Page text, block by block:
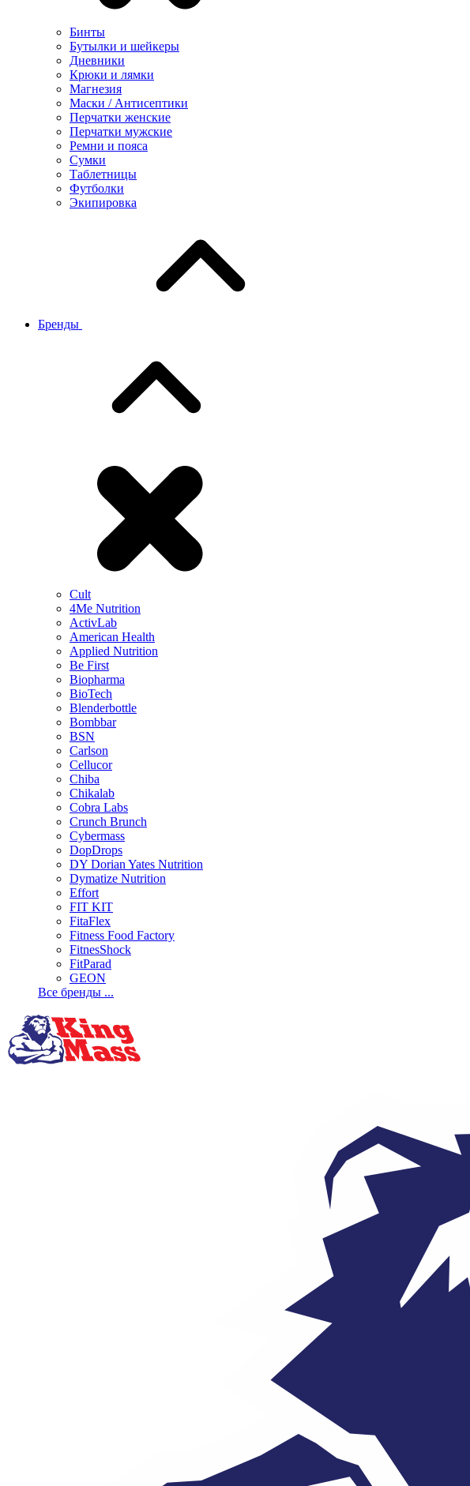
Бинты
Бутылки и шейкеры
Дневники
Крюки и лямки
Магнезия
Маски / Антисептики
Перчатки женские
Перчатки мужские
Ремни и пояса
Сумки
Таблетницы
Футболки
Экипировка
Бренды
Cult
4Me Nutrition
ActivLab
American Health
Applied Nutrition
Be First
Biopharma
BioTech
Blenderbottle
Bombbar
BSN
Carlson
Cellucor
Chiba
Chikalab
Cobra Labs
Crunch Brunch
Cybermass
DopDrops
DY Dorian Yates Nutrition
Dymatize Nutrition
Effort
FIT KIT
FitaFlex
Fitness Food Factory
FitnesShock
FitParad
GEON
Все бренды ...